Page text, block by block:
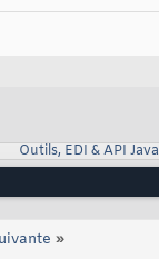
Outils, EDI & API Java
»